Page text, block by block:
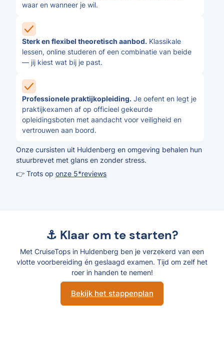
waar en wanneer je wil.
Sterk en flexibel theoretisch aanbod. Klassikale
lessen, online studeren of een combinatie van beide
— jij kiest wat bij je past.
Professionele praktijkopleiding. Je oefent en legt je
praktijkexamen af op officieel gekeurde
opleidingsboten met aandacht voor veiligheid en
vertrouwen aan boord.
Onze cursisten uit Huldenberg en omgeving behalen hun
stuurbrevet met glans en zonder stress.
👉 Trots op onze 5*reviews
⚓ Klaar om te starten?
Met CruiseTops in Huldenberg ben je verzekerd van een
vlotte voorbereiding én geslaagd examen. Tijd om zelf het
roer in handen te nemen!
Bekijk het stappenplan